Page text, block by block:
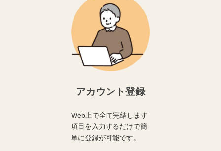
アカウント登録
Web上で全て完結します
項目を入力するだけで簡
単に登録が可能です。